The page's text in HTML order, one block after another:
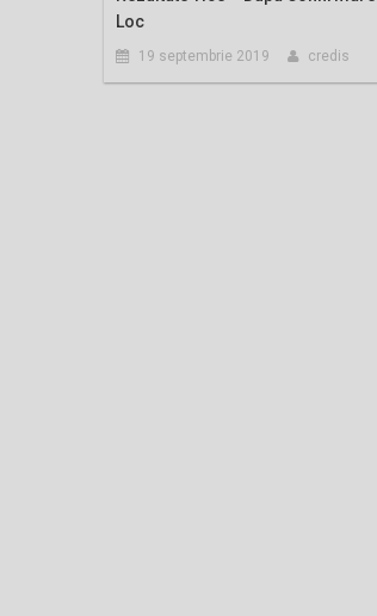
Loc
19 septembrie 2019 credis